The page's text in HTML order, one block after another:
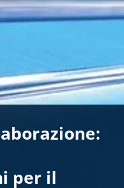
per il